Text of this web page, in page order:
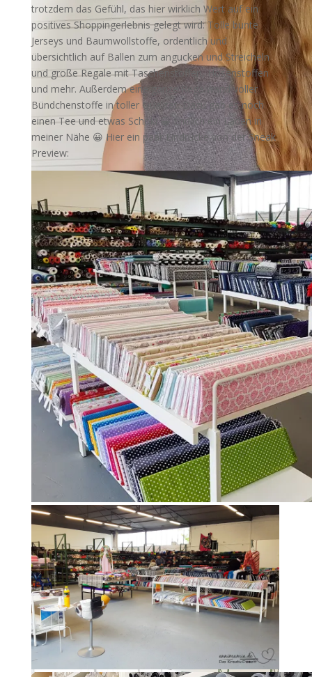
trotzdem das Gefühl, das hier wirklich Wert auf ein
positives Shoppingerlebnis gelegt wird: Tolle bunte
Jerseys und Baumwollstoffe, ordentlich und
übersichtlich auf Ballen zum angucken und Streicheln
und große Regale mit Taschenstoffen, Hosenstoffen
und mehr. Außerdem eine ganze Regalwand voller
Bündchenstoffe in toller Qualität. Dazu gab es noch
einen Tee und etwas Schoki 😀 Endlich ein Laden in
meiner Nähe 😀 Hier ein paar Eindrücke von der Sneak
Preview: